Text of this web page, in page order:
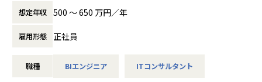
・セカンドキャリアとしてのフィット
-ラインマネジメント経験を活かしつつ、再び顧客最前線で
価値発揮が可能です。
■組織紹介（アカウントマネジメント室について）
展する企業です。そして、社員全員が燃え続
ます。お客様に対する長期的な貢献を果たす
具体的な業務内容は以下のとおりです。
●顧客の業務理解を深め、課題に対するデータ活用の提案・
実行
●DOMOを含む、データ統合基盤に関わる各種製品・サービ
想定年収 500 〜 650 万円／年
雇用形態 正社員
職種 BIエンジニア ITコンサルタント